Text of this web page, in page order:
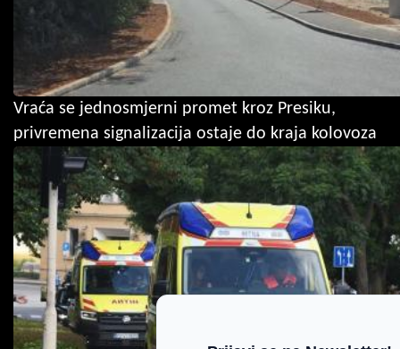
Vraća se jednosmjerni promet kroz Presiku,
privremena signalizacija ostaje do kraja kolovoza